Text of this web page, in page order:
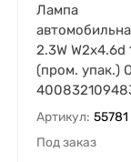
Лампа
2.3W W2х4.6d
(пром. упак.)
Артикул: 55781
Под заказ